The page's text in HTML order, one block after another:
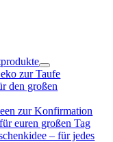
zur Taufe
den großen
zur Konfirmation
euren großen Tag
– für jedes